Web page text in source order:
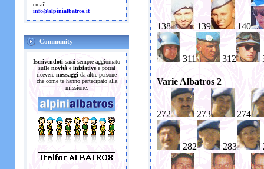
email:
info@alpinialbatros.it
Community
Iscrivendoti sarai sempre aggiornato
sulle novitàe iniziativee potrai
ricevere messaggi da altre persone
che come te hanno partecipato alla
missione.
138 139 140
311 312
Varie Albatros 2
272 273 274
282 283